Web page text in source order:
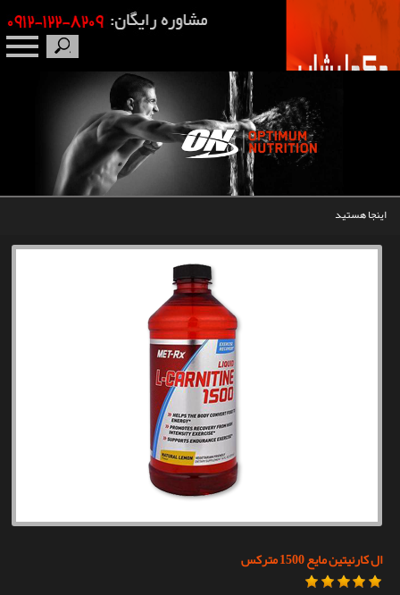
اینجا هستید
ال کارنیتین مایع 1500 مترکس